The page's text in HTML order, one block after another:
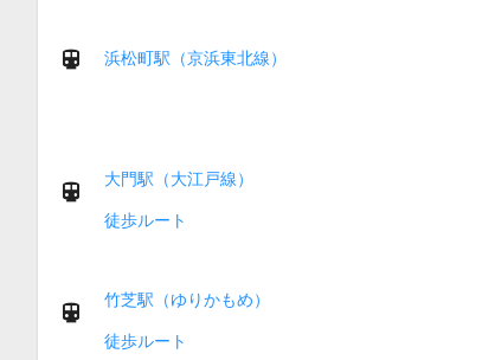
浜松町駅（京浜東北線）
大門駅（大江戸線）
徒歩ルート
竹芝駅（ゆりかもめ）
徒歩ルート